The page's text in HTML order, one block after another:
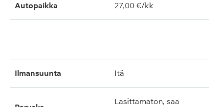
Autopaikka 27,00 €/kk
ilmansuunta itä
lasittamaton, saa